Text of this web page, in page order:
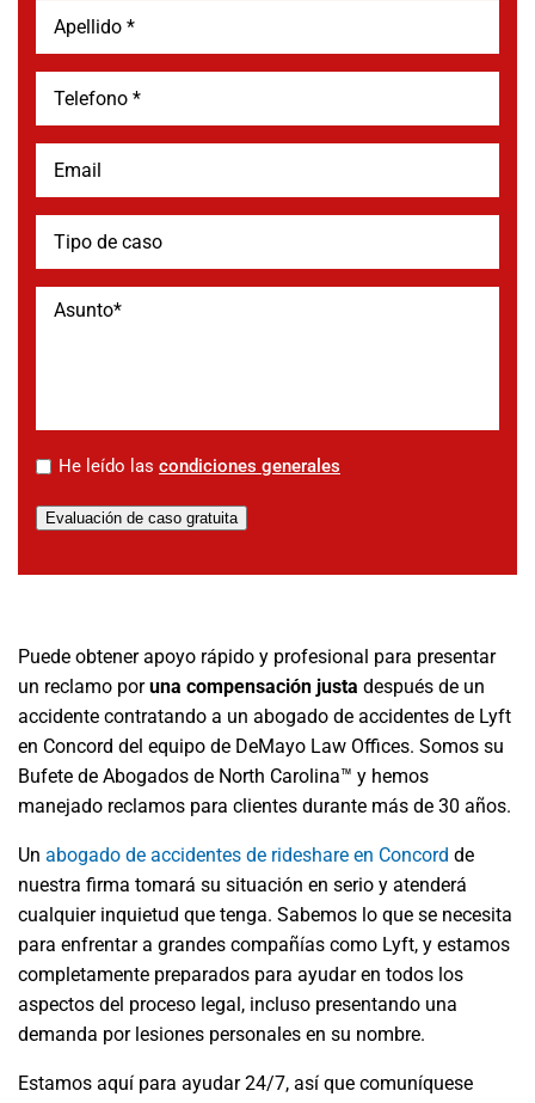
* He leído las condiciones generales
Evaluación de caso gratuita
Puede obtener apoyo rápido y profesional para presentar
un reclamo poruna compensación justa después de un
accidente contratando a un abogado de accidentes de Lyft
en Concord del equipo de DeMayo Law Offices. Somos su
Bufete de Abogados de North Carolina™ y hemos
manejado reclamos para clientes durante más de 30 años.
Un abogado de accidentes de rideshare en Concord de
nuestra firma tomará su situación en serio y atenderá
cualquier inquietud que tenga. Sabemos lo que se necesita
para enfrentar a grandes compañías como Lyft, y estamos
completamente preparados para ayudar en todos los
aspectos del proceso legal, incluso presentando una
demanda por lesiones personales en su nombre.
Estamos aquí para ayudar 24/7, así que comuníquese